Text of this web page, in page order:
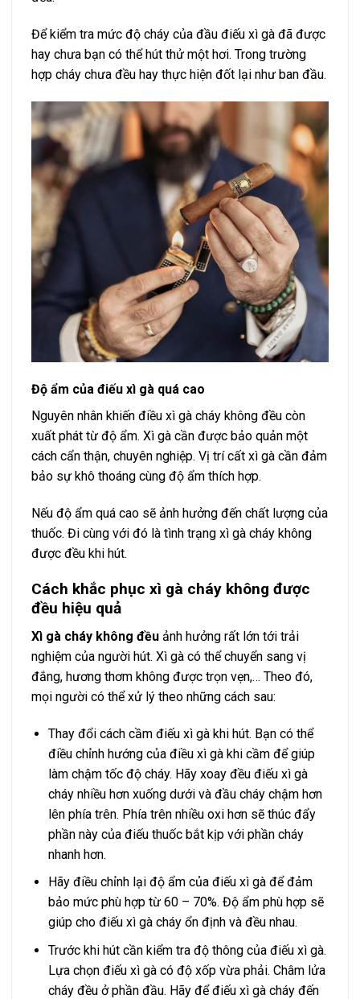
Để kiểm tra mức độ cháy của đầu điếu xì gà đã được
hay chưa bạn có thể hút thử một hơi. Trong trường
hợp cháy chưa đều hay thực hiện đốt lại như ban đầu.
Độ ẩm của điếu xì gà quá cao
Nguyên nhân khiến điều xì gà cháy không đều còn
xuất phát từ độ ẩm. Xì gà cần được bảo quản một
cách cẩn thận, chuyên nghiệp. Vị trí cất xì gà cần đảm
bảo sự khô thoáng cùng độ ẩm thích hợp.
Nếu độ ẩm quá cao sẽ ảnh hưởng đến chất lượng của
thuốc. Đi cùng với đó là tình trạng xì gà cháy không
được đều khi hút.
Cách khắc phục xì gà cháy không được
đều hiệu quả
Xì gà cháy không đều ảnh hưởng rất lớn tới trải
nghiệm của người hút. Xì gà có thể chuyển sang vị
đắng, hương thơm không được trọn vẹn,… Theo đó,
mọi người có thể xử lý theo những cách sau:
Thay đổi cách cầm điếu xì gà khi hút. Bạn có thể
điều chỉnh hướng của điều xì gà khi cầm để giúp
làm chậm tốc độ cháy. Hãy xoay đều điếu xì gà
cháy nhiều hơn xuống dưới và đầu cháy chậm hơn
lên phía trên. Phía trên nhiều oxi hơn sẽ thúc đẩy
phần này của điếu thuốc bắt kịp với phần cháy
nhanh hơn.
Hãy điều chỉnh lại độ ẩm của điếu xì gà để đảm
bảo mức phù hợp từ 60 – 70%. Độ ẩm phù hợp sẽ
giúp cho điếu xì gà cháy ổn định và đều nhau.
Trước khi hút cần kiểm tra độ thông của điếu xì gà.
Lựa chọn điếu xì gà có độ xốp vừa phải. Châm lửa
cháy đều ở phần đầu. Hãy để điếu xì gà cháy đến